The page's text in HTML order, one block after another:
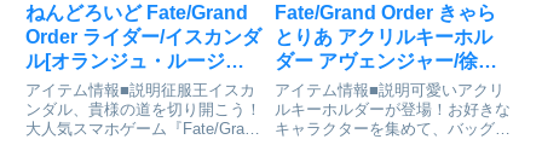
ねんどろいど Fate/Grand
Order ライダー/イスカンダ
ル[オランジュ・ルージュ]
が予約受付開始
アイテム情報■説明征服王イスカ
ンダル、貴様の道を切り開こう！
大人気スマホゲーム『Fate/Grand
Fate/Grand Order きゃら
とりあ アクリルキーホル
ダー アヴェンジャー/徐福
[アルジャーノンプロダク
ト]が予約受付中
アイテム情報■説明可愛いアクリ
ルキーホルダーが登場！お好きな
キャラクターを集めて、バッグや